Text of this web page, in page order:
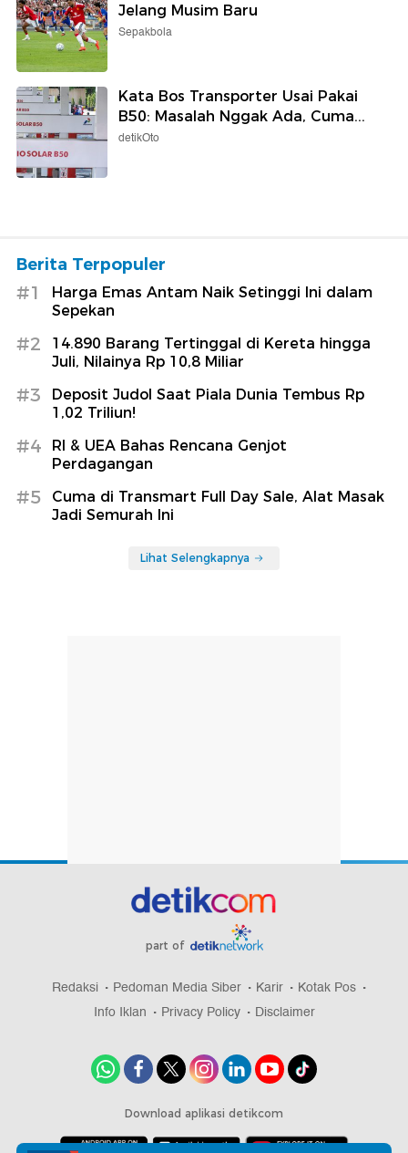
Jelang Musim Baru
Sepakbola
Kata Bos Transporter Usai Pakai
B50: Masalah Nggak Ada, Cuma...
detikOto
Berita Terpopuler
#1
Harga Emas Antam Naik Setinggi Ini dalam
Sepekan
#2
14.890 Barang Tertinggal di Kereta hingga
Juli, Nilainya Rp 10,8 Miliar
#3
Deposit Judol Saat Piala Dunia Tembus Rp
1,02 Triliun!
#4
RI & UEA Bahas Rencana Genjot
Perdagangan
#5
Cuma di Transmart Full Day Sale, Alat Masak
Jadi Semurah Ini
Lihat Selengkapnya
part of
Redaksi Pedoman Media Siber Karir
Kotak Pos
Info Iklan
Privacy Policy Disclaimer
Download aplikasi detikcom